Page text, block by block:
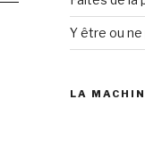
Y être ou ne
LA